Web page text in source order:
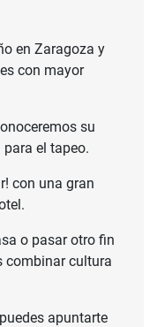
en Zaragoza y
con mayor
su
el tapeo.
con una gran
o pasar otro fin
combinar cultura
apuntarte